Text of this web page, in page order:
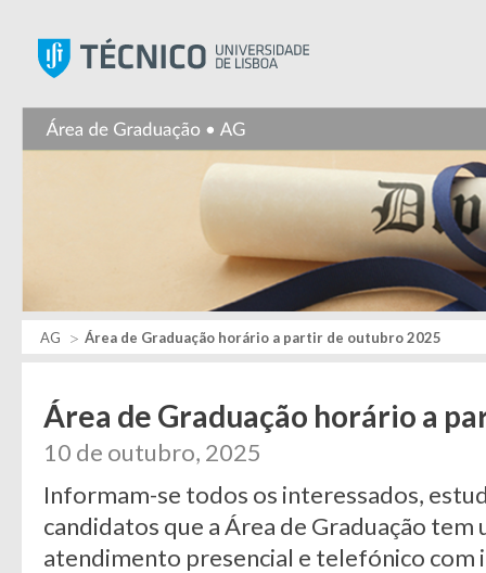
AG Área de Graduação horário a partir de outubro 2025
Área de Graduação horário a
10 de outubro, 2025
Informam-se todos os interessados,
candidatos que a Área de Graduação
atendimento presencial e telefónico com